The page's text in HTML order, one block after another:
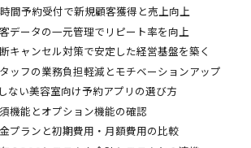
間予約受付で新規顧客獲得と売上向上
データの一元管理でリピート率を向上
キャンセル対策で安定した経営基盤を築く
ッフの業務負担軽減とモチベーションアップ
ない美容室向け予約アプリの選び方
機能とオプション機能の確認
プランと初期費用・月額費用の比較